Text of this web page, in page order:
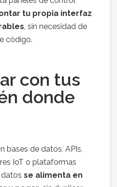
tu propia interfaz
, sin necesidad de
código.
con tus
donde
bases de datos, APIs,
IoT o plataformas
datos se alimenta en